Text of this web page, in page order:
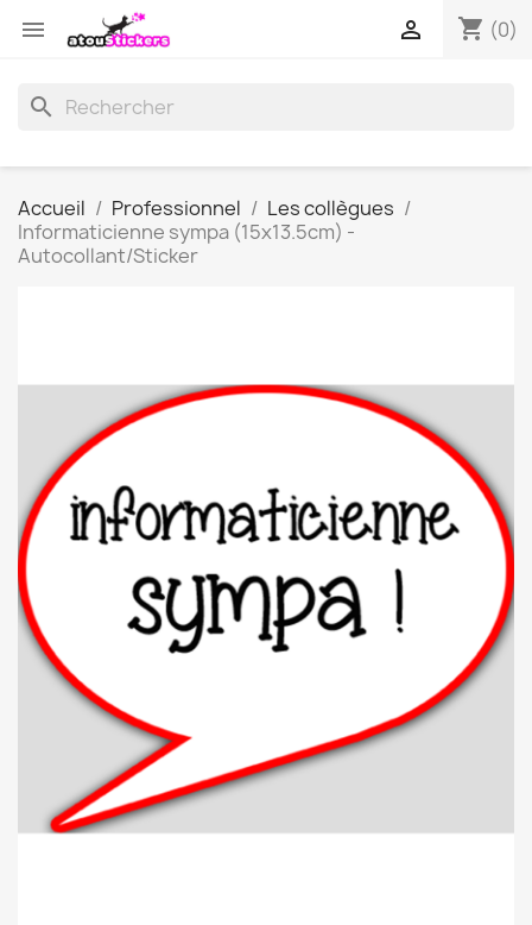
 shopping_cart (0)

search
Accueil Professionnel
Les collègues
Informaticienne sympa (15x13.5cm) -
Autocollant/Sticker